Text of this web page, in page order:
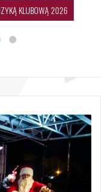
KLUBOWĄ 2026